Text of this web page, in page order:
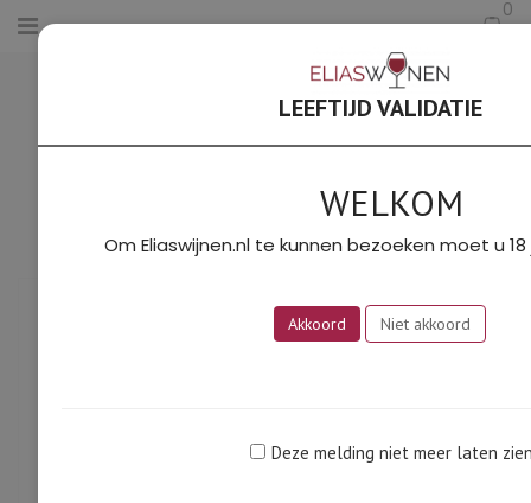
0
BOURGOGNE / PERNAND-
VERGELESSES ROOD 2022 AOC
(DOMAINE DENIS PÈRE ET FILS)
LEEFTIJD VALIDATIE
WELKOM
Om Eliaswijnen.nl te kunnen bezoeken moet u
Akkoord Niet akkoord
Deze melding niet meer laten